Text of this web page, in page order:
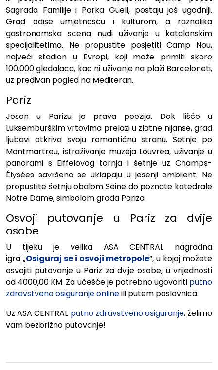
Sagrada Familije i Parka Güell, postaju još ugodniji.
Grad odiše umjetnošću i kulturom, a raznolika
gastronomska scena nudi uživanje u katalonskim
specijalitetima. Ne propustite posjetiti Camp Nou,
najveći stadion u Evropi, koji može primiti skoro
100.000 gledalaca, kao ni uživanje na plaži Barceloneti,
uz predivan pogled na Mediteran.
Pariz
Jesen u Parizu je prava poezija. Dok lišće u
Luksemburškim vrtovima prelazi u zlatne nijanse, grad
ljubavi otkriva svoju romantičnu stranu. Šetnje po
Montmartreu, istraživanje muzeja Louvrea, uživanje u
panorami s Eiffelovog tornja i šetnje uz Champs-
Élysées savršeno se uklapaju u jesenji ambijent. Ne
propustite šetnju obalom Seine do poznate katedrale
Notre Dame, simbolom grada Pariza.
Osvoji putovanje u Pariz za dvije
osobe
U tijeku je velika ASA CENTRAL nagradna
igra „Osiguraj se i osvoji metropole“, u kojoj možete
osvojiti putovanje u Pariz za dvije osobe, u vrijednosti
od 4000,00 KM. Za učešće je potrebno ugovoriti putno
zdravstveno osiguranje onlineili putem poslovnica.
Uz ASA CENTRAL putno zdravstveno osiguranje, želimo
vam bezbrižno putovanje!